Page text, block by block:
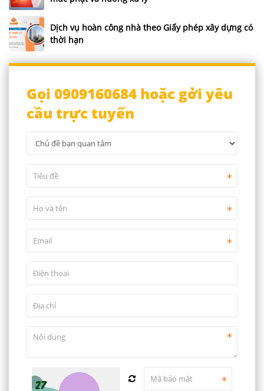
Dịch vụ hoàn công nhà theo Giấy phép xây dựng có
thời hạn
Gọi 0909160684 hoặc gởi yêu
cầu trực tuyến